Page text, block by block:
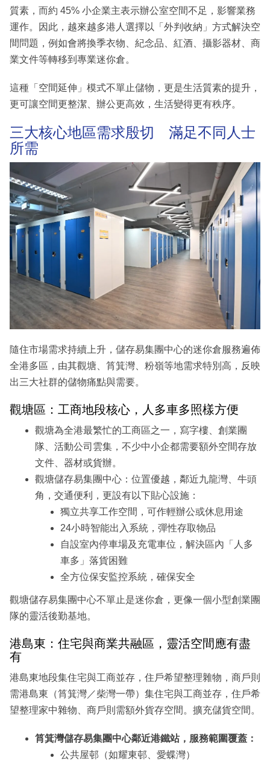
質素，而約 45% 小企業主表示辦公室空間不足，影響業務
運作。因此，越來越多港人選擇以「外判收納」方式解決空
間問題，例如會將換季衣物、紀念品、紅酒、攝影器材、商
業文件等轉移到專業迷你倉。
這種「空間延伸」模式不單止儲物，更是生活質素的提升，
更可讓空間更整潔、辦公更高效，生活變得更有秩序。
三大核心地區需求殷切 滿足不同人士
所需
隨住市場需求持續上升，儲存易集團中心的迷你倉服務遍佈
全港多區，由其觀塘、筲箕灣、粉嶺等地需求特別高，反映
出三大社群的儲物痛點與需要。
觀塘區：工商地段核心，人多車多照樣方便
觀塘為全港最繁忙的工商區之一，寫字樓、創業團
隊、活動公司雲集，不少中小企都需要額外空間存放
文件、器材或貨辦。
觀塘儲存易集團中心：位置優越，鄰近九龍灣、牛頭
角，交通便利，更設有以下貼心設施：
獨立共享工作空間，可作輕辦公或休息用途
24小時智能出入系統，彈性存取物品
自設室內停車場及充電車位，解決區內「人多
車多」落貨困難
全方位保安監控系統，確保安全
觀塘儲存易集團中心不單止是迷你倉，更像一個小型創業團
隊的靈活後勤基地。
港島東：住宅與商業共融區，靈活空間應有盡
有
港島東地段集住宅與工商並存，住戶希望整理雜物，商戶則
需港島東（筲箕灣／柴灣一帶）集住宅與工商並存，住戶希
望整理家中雜物、商戶則需額外貨存空間。擴充儲貨空間。
筲箕灣儲存易集團中心鄰近港鐵站，服務範圍覆蓋：
公共屋邨（如耀東邨、愛蝶灣）